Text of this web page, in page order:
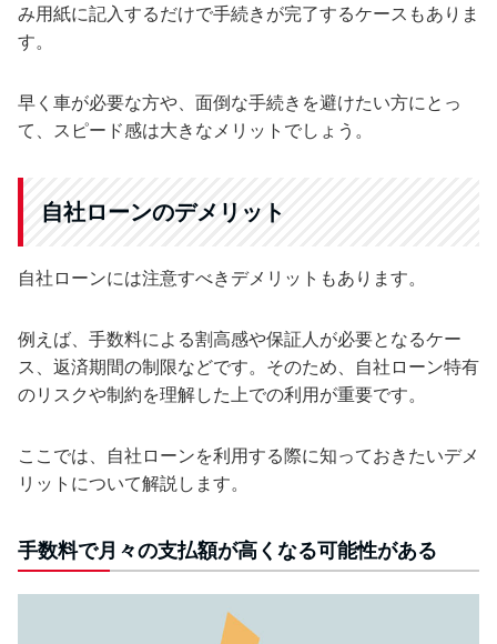
み用紙に記入するだけで手続きが完了するケースもありま
す。
早く車が必要な方や、面倒な手続きを避けたい方にとっ
て、スピード感は大きなメリットでしょう。
自社ローンのデメリット
自社ローンには注意すべきデメリットもあります。
例えば、手数料による割高感や保証人が必要となるケー
ス、返済期間の制限などです。そのため、自社ローン特有
のリスクや制約を理解した上での利用が重要です。
ここでは、自社ローンを利用する際に知っておきたいデメ
リットについて解説します。
手数料で月々の支払額が高くなる可能性がある